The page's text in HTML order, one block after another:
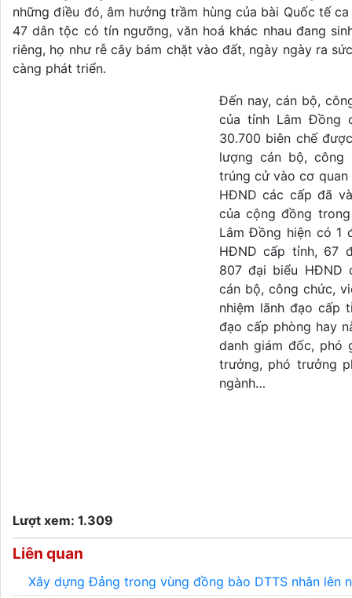
những điều đó, âm hưởng trầm hùng của bài Quốc tế
47 dân tộc có tín ngưỡng, văn hoá khác nhau đang
riêng, họ như rễ cây bám chặt vào đất, ngày ngày ra
càng phát triển.
Đến nay, cán bộ,
của tỉnh Lâm Đồng
30.700 biên chế
lượng cán bộ, công
trúng cử vào cơ
HĐND các cấp đã
của cộng đồng
Lâm Đồng hiện có 1
HĐND cấp tỉnh, 67
807 đại biểu HĐND
cán bộ, công chức,
nhiệm lãnh đạo cấp
đạo cấp phòng hay
danh giám đốc, phó
trưởng, phó trưởng
ngành…
Lượt xem: 1.309
Liên quan
Xây dựng Ðảng trong vùng đồng bào DTTS nhân